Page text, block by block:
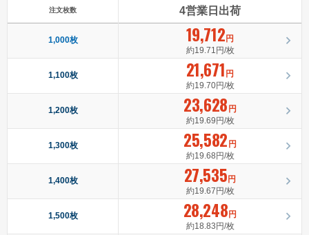
注文枚数 4営業日出荷
1,000枚 19,712円
約19.71円/枚
1,100枚 21,671 円
約19.70円/枚
1,200枚 23,628 円
約19.69円/枚
1,300枚 25,582 円
約19.68円/枚
1,400枚 27,535円
約19.67円/枚
1,500枚 28,248円
約18.83円/枚